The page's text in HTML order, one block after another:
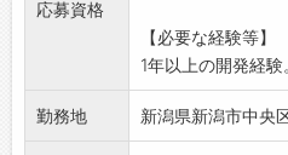
要件定義から参画
プロジェクトによ
す。
将来はシステムエ
応募資格
【必要な経験等】
1年以上の開発経験
勤務地 新潟県新潟市中央